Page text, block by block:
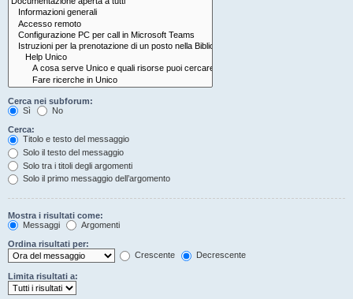
Cerca nei subforum:
Sì
No
Cerca:
Titolo e testo del messaggio
Solo il testo del messaggio
Solo tra i titoli degli argomenti
Solo il primo messaggio dell’argomento
Mostra i risultati come:
Messaggi
Argomenti
Ordina risultati per:
Crescente
Decrescente
Limita risultati a: